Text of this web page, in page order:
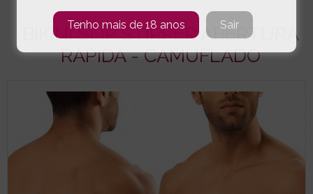
BIKINI SLIP STIPPER ABERTURA
RÁPIDA - CAMUFLADO
Tenho mais de 18 anos Sair